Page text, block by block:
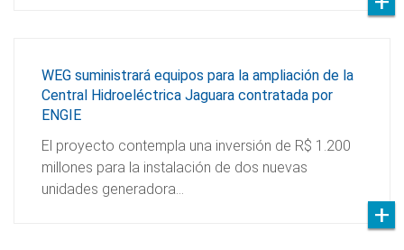
WEG suministrará equipos para la ampliación de la
Central Hidroeléctrica Jaguara contratada por
ENGIE
El proyecto contempla una inversión de R$ 1.200
millones para la instalación de dos nuevas
unidades generadora…